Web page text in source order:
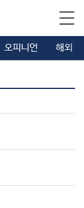
오피니언 해외